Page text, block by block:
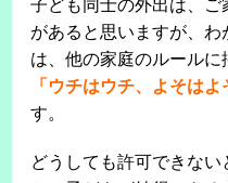
子ども同士の外出は、
があると思いますが、
は、他の家庭のルールに
「ウチはウチ、よそは
す。
どうしても許可できな